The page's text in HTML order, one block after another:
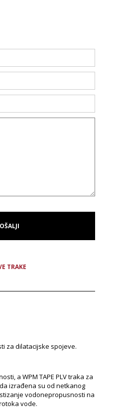
TRAKE
za dilatacijske spojeve.
a WPM TAPE PLV traka za
izrađena su od netkanog
vodonepropusnosti na
vode.